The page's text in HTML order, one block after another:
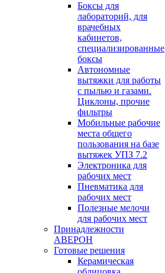
Боксы для
лабораторий, для
врачебных
кабинетов,
специализированные
боксы
Автономные
вытяжки для работы
с пылью и газами.
Циклоны, прочие
фильтры
Мобильные рабочие
места общего
пользования на базе
вытяжек УПЗ 7.2
Электроника для
рабочих мест
Пневматика для
рабочих мест
Полезные мелочи
для рабочих мест
Принадлежности
АВЕРОН
Готовые решения
Керамическая